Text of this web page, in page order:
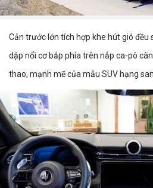
Cản trước lớn tích hợp khe hút gió
dập nổi cơ bắp phía trên nắp ca-pô
thao, mạnh mẽ của mẫu SUV hạng